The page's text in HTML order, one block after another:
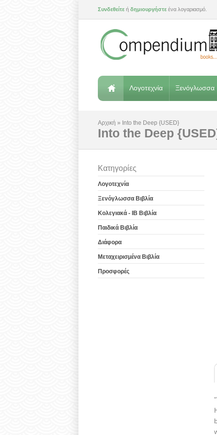
Συνδεθείτε ή δημιουργήστε ένα λογαριασμό.
Λογοτεχνία Ξενόγλωσσα
Αρχική » Into the Deep {USED}
Into the Deep
Κατηγορίες
Λογοτεχνία
Ξενόγλωσσα Βιβλία
Κολεγιακά - IB Βιβλία
Παιδικά Βιβλία
Διάφορα
Μεταχειρισμένα Βιβλία
Προσφορές